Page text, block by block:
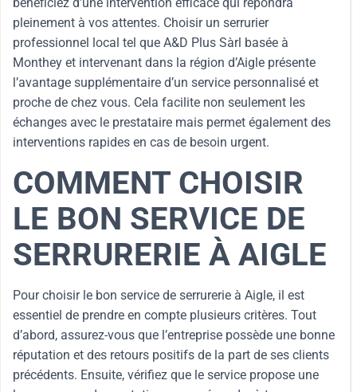
pleinement à vos attentes. Choisir un serrurier
professionnel local tel que A&D Plus Sàrl basée à
Monthey et intervenant dans la région d’Aigle présente
l’avantage supplémentaire d’un service personnalisé et
proche de chez vous. Cela facilite non seulement les
échanges avec le prestataire mais permet également des
interventions rapides en cas de besoin urgent.
COMMENT CHOISIR
LE BON SERVICE DE
SERRURERIE À AIGLE
Pour choisir le bon service de serrurerie à Aigle, il est
essentiel de prendre en compte plusieurs critères. Tout
d’abord, assurez-vous que l’entreprise possède une bonne
réputation et des retours positifs de la part de ses clients
précédents. Ensuite, vérifiez que le service propose une